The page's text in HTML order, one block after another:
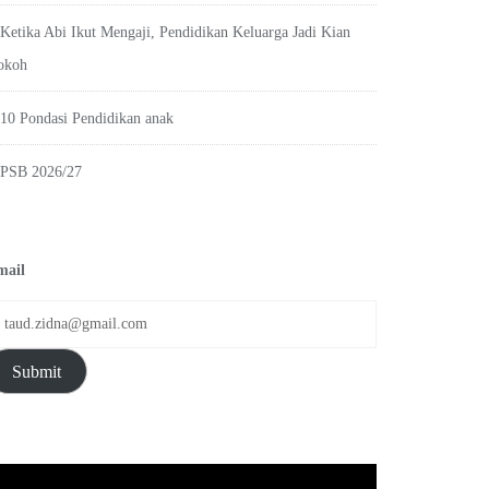
Ketika Abi Ikut Mengaji, Pendidikan Keluarga Jadi Kian
10 Pondasi Pendidikan anak
PSB 2026/27
Submit